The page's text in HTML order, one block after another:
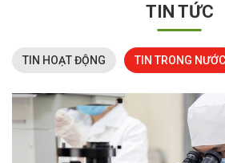
TIN TỨC
TIN HOẠT ĐỘNG TIN TRONG NƯỚC